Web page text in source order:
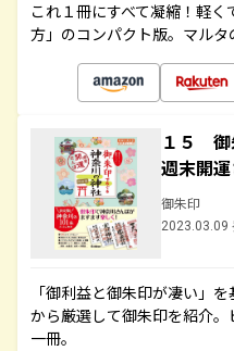
これ１冊にすべて凝縮！軽
方」のコンパクト版。マルタ
１５ 御
週末開
御朱印
2023.03.09
「御利益と御朱印が凄い」
から厳選して御朱印を紹介
一冊。